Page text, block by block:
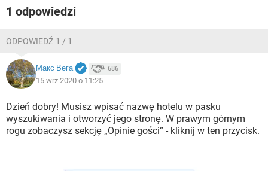
1 odpowiedzi
ODPOWIEDŹ 1 / 1
Макс Вега 686
15 wrz 2020 o 11:25
Dzień dobry! Musisz wpisać nazwę hotelu w pasku
wyszukiwania i otworzyć jego stronę. W prawym górnym
rogu zobaczysz sekcję „Opinie gości” - kliknij w ten przycisk.